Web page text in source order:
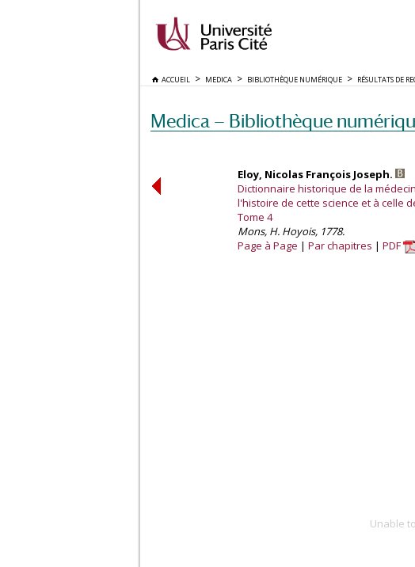
ACCUEIL MEDICA BIBLIOTHÈQUE NUMÉRIQUE RÉSULTATS DE
Medica — Bibliothèque
Eloy, Nicolas François Joseph.
Dictionnaire historique de la
l'histoire de cette science et à celle
Tome 4
Mons, H. Hoyois, 1778.
Page à Page
Par chapitres PDF
Unable